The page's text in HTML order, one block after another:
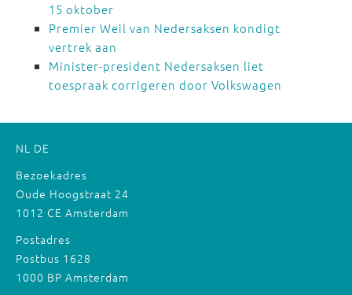
15 oktober
Premier Weil van Nedersaksen kondigt
vertrek aan
Minister-president Nedersaksen liet
toespraak corrigeren door Volkswagen
NL DE
Bezoekadres
Oude Hoogstraat 24
1012 CE Amsterdam
Postadres
Postbus 1628
1000 BP Amsterdam